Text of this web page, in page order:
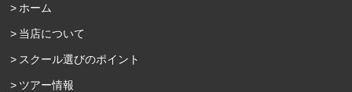
ホーム
当店について
スクール選びのポイント
ツアー情報